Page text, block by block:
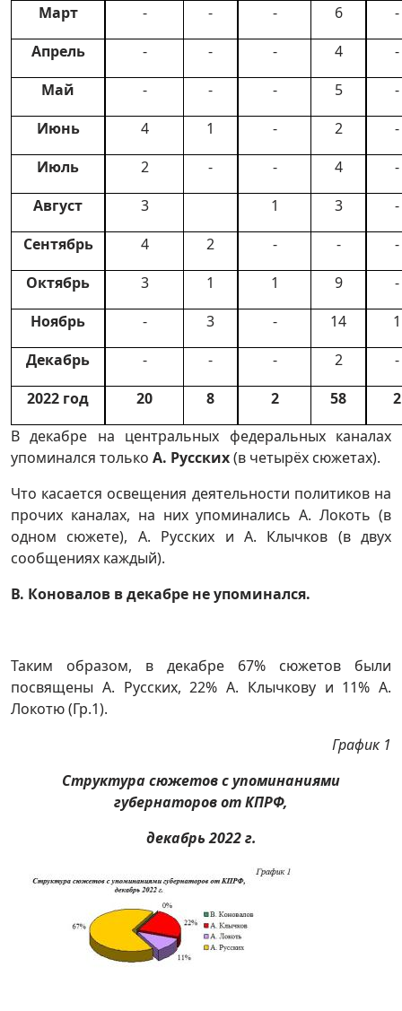
Март
- - - 6
-
Апрель
- - - 4
-
Май
- - - 5
-
Июнь
4 1 - 2
-
Июль
2 - - 4
-
Август
3 1 3
-
Сентябрь
4 2 - -
-
Октябрь
3 1 1 9
-
Ноябрь
- 3 - 14
1
Декабрь
- - - 2
-
2022 год
20 8 2 58
2
В декабре на центральных федеральных каналах
упоминался только А. Русских(в четырёх сюжетах).
Что касается освещения деятельности политиков на
прочих каналах, на них упоминались А. Локоть (в
одном сюжете), А. Русских и А. Клычков (в двух
сообщениях каждый).
В. Коновалов в декабре не упоминался.
Таким образом, в декабре 67% сюжетов были
посвящены А. Русских, 22% А. Клычкову и 11% А.
Локотю (Гр.1).
График 1
Структура сюжетов с упоминаниями
губернаторов от КПРФ,
декабрь 2022 г.